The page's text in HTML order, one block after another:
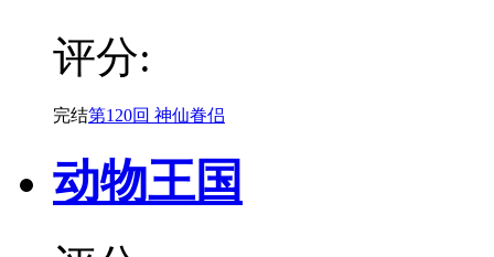
评分:
完结第120回 神仙眷侣
动物王国